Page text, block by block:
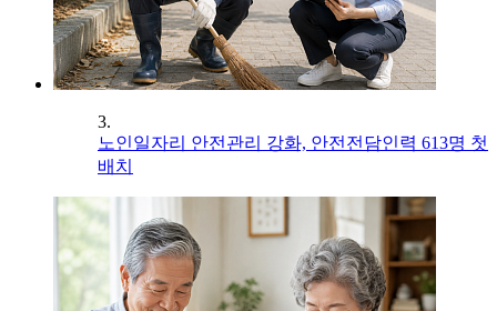
3.
노인일자리 안전관리 강화, 안전전담인력 613명 첫
배치